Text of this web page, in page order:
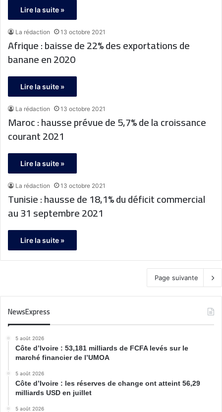
Lire la suite »
La rédaction 13 octobre 2021
Afrique : baisse de 22% des exportations de
banane en 2020
Lire la suite »
La rédaction 13 octobre 2021
Maroc : hausse prévue de 5,7% de la croissance
courant 2021
Lire la suite »
La rédaction 13 octobre 2021
Tunisie : hausse de 18,1% du déficit commercial
au 31 septembre 2021
Lire la suite »
Page suivante
NewsExpress
5 août 2026
Côte d’Ivoire : 53,181 milliards de FCFA levés sur le
marché financier de l’UMOA
5 août 2026
Côte d’Ivoire : les réserves de change ont atteint 56,29
milliards USD en juillet
5 août 2026